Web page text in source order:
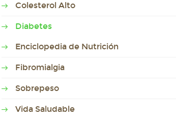
Colesterol Alto
Diabetes
Enciclopedia de Nutrición
Fibromialgia
Sobrepeso
Vida Saludable